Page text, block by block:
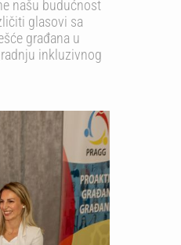
našu budućnost
glasovi sa
građana u
inkluzivnog